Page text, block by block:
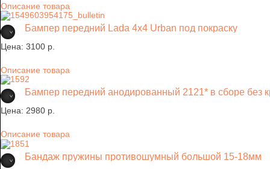
Описание товара
Бампер передний Lada 4х4 Urban под покраску
Цена: 3100 p.
Описание товара
Бампер передний анодированный 2121* в сборе без
Цена: 2980 p.
Описание товара
Бандаж пружины противошумный большой 15-18мм